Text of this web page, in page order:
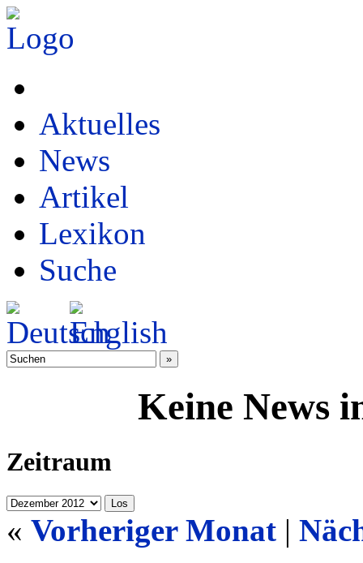
Aktuelles
News
Artikel
Lexikon
Suche
Keine News
Zeitraum
« Vorheriger Monat |